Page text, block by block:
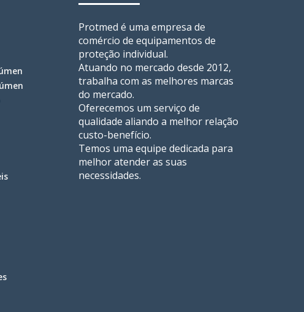
Protmed é uma empresa de
comércio de equipamentos de
proteção individual.
Atuando no mercado desde 2012,
trabalha com as melhores marcas
do mercado.
Oferecemos um serviço de
qualidade aliando a melhor relação
custo-benefício.
Temos uma equipe dedicada para
melhor atender as suas
necessidades.